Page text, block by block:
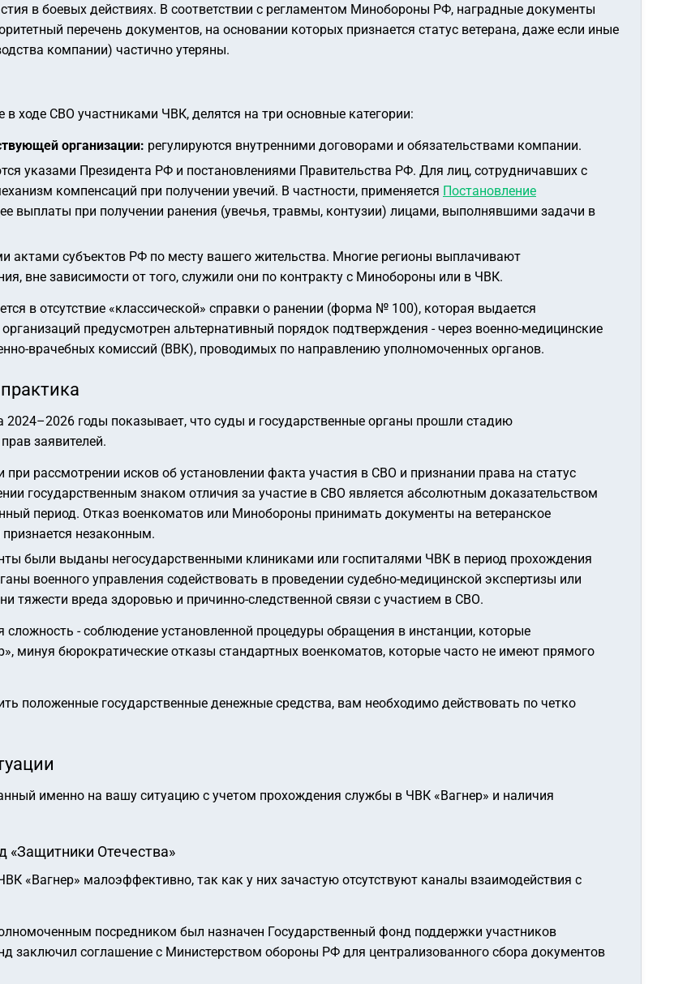
в боевых действиях. В соответствии с регламентом Минобороны РФ, наградные документы
перечень документов, на основании которых признается статус ветерана, даже если иные
компании) частично утеряны.
ходе СВО участниками ЧВК, делятся на три основные категории:
организации: регулируются внутренними договорами и обязательствами компании.
указами Президента РФ и постановлениями Правительства РФ. Для лиц, сотрудничавших с
компенсаций при получении увечий. В частности, применяется Постановление
выплаты при получении ранения (увечья, травмы, контузии) лицами, выполнявшими задачи в
актами субъектов РФ по месту вашего жительства. Многие регионы выплачивают
вне зависимости от того, служили они по контракту с Минобороны или в ЧВК.
в отсутствие «классической» справки о ранении (форма № 100), которая выдается
предусмотрен альтернативный порядок подтверждения - через военно-медицинские
врачебных комиссий (ВВК), проводимых по направлению уполномоченных органов.
годы показывает, что суды и государственные органы прошли стадию
заявителей.
при рассмотрении исков об установлении факта участия в СВО и признании права на статус
государственным знаком отличия за участие в СВО является абсолютным доказательством
период. Отказ военкоматов или Минобороны принимать документы на ветеранское
незаконным.
были выданы негосударственными клиниками или госпиталями ЧВК в период прохождения
военного управления содействовать в проведении судебно-медицинской экспертизы или
тяжести вреда здоровью и причинно-следственной связи с участием в СВО.
- соблюдение установленной процедуры обращения в инстанции, которые
минуя бюрократические отказы стандартных военкоматов, которые часто не имеют прямого
положенные государственные денежные средства, вам необходимо действовать по четко
именно на вашу ситуацию с учетом прохождения службы в ЧВК «Вагнер» и наличия
«Защитники Отечества»
«Вагнер» малоэффективно, так как у них зачастую отсутствуют каналы взаимодействия с
посредником был назначен Государственный фонд поддержки участников
заключил соглашение с Министерством обороны РФ для централизованного сбора документов